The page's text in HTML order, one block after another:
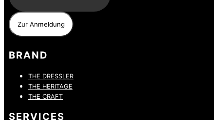
BRAND
THE DRESSLER
THE HERITAGE
THE CRAFT
SERVICES